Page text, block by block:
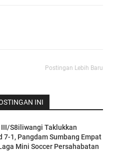
Postingan Lebih Baru
INI
S8iliwangi Taklukkan
7-1, Pangdam Sumbang Empat
Mini Soccer Persahabatan